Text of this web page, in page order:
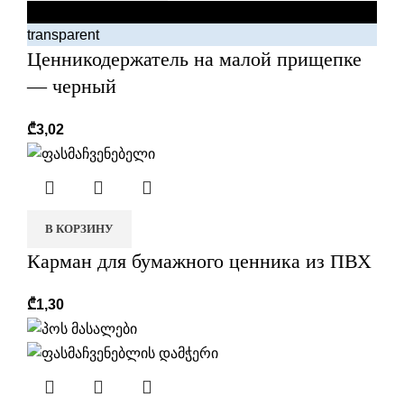
transparent
Ценникодержатель на малой прищепке
— черный
₾3,02
В КОРЗИНУ
Карман для бумажного ценника из ПВХ
₾1,30